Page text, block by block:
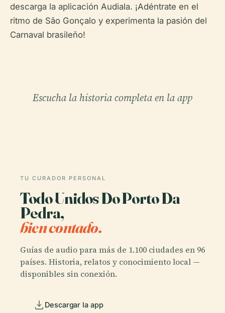
descarga la aplicación Audiala. ¡Adéntrate en el
ritmo de São Gonçalo y experimenta la pasión del
Carnaval brasileño!
Escucha la historia completa en la app
TU CURADOR PERSONAL
Todo Unidos Do Porto Da
Pedra,
bien contado.
Guías de audio para más de 1.100 ciudades en 96
países. Historia, relatos y conocimiento local —
disponibles sin conexión.
Descargar la app